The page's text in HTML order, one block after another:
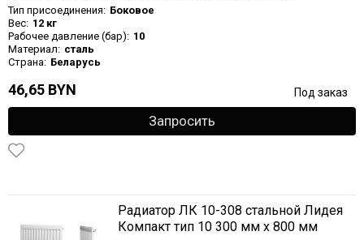
Тип присоединения: Боковое
Вес: 12 кг
Рабочее давление (бар): 10
Материал: сталь
Страна: Беларусь
46,65 BYN Под заказ
Запросить
Радиатор ЛК 10-308 стальной Лидея
Компакт тип 10 300 мм х 800 мм